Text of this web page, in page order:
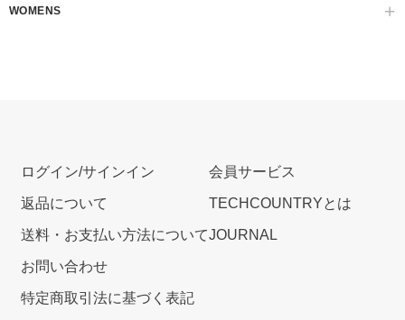
WOMENS
ログイン/サインイン
返品について
送料・お支払い方法について
お問い合わせ
特定商取引法に基づく表記
会員サービス
TECHCOUNTRYとは
JOURNAL